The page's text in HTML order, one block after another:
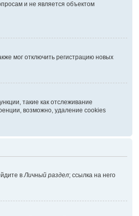
и не является объектом
мог отключить регистрацию новых
такие как отслеживание
возможно, удаление cookies
вЛичный раздел; ссылка на него